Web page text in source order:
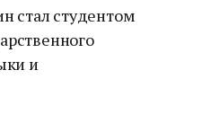
стал студентом
и